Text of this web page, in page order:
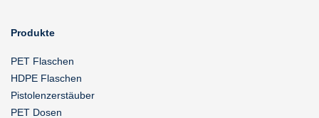
Produkte
PET Flaschen
HDPE Flaschen
Pistolenzerstäuber
PET Dosen